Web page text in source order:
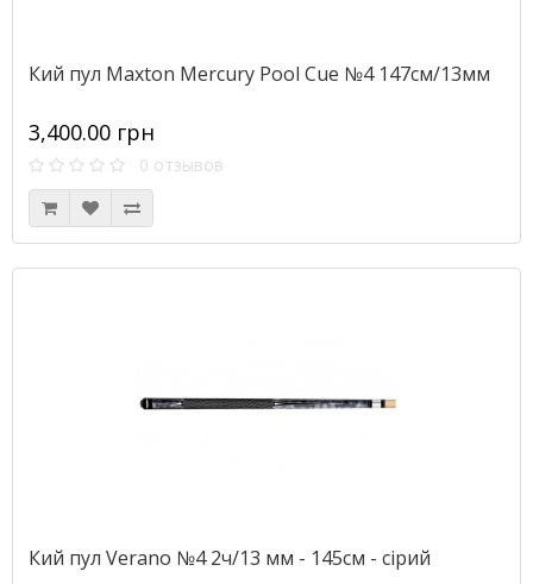
Кий пул Maxton Mercury Pool Cue №4 147см/13мм
3,400.00 грн
0 отзывов
Кий пул Verano №4 2ч/13 мм - 145см - сірий